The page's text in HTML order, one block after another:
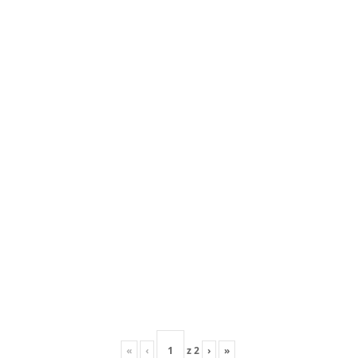
« ‹ z2 › »